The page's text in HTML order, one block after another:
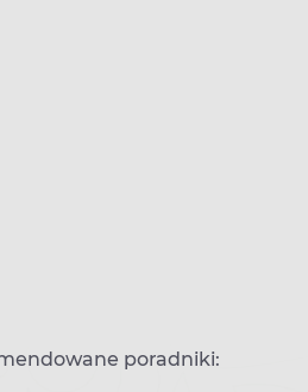
poradniki: